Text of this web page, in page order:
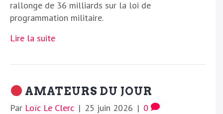
rallonge de 36 milliards sur la loi de
programmation militaire.
Lire la suite
AMATEURS DU JOUR
Par Loïc Le Clerc | 25 juin 2026 | 0